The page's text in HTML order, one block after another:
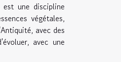
une discipline
végétales,
avec des
avec une